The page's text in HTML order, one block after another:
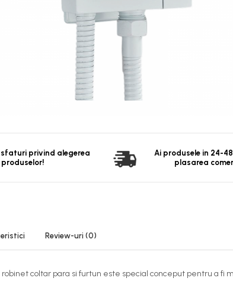
sfaturi privind alegerea
produselor!
Ai produsele in 24-
plasarea
Review-uri (0)
coltar para si furtun este special conceput pentru a fi